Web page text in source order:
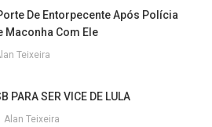
De Entorpecente Após Polícia
Maconha Com Ele
Teixeira
PARA SER VICE DE LULA
Alan Teixeira